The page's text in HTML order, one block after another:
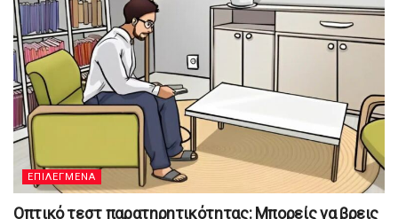
ΕΠΙΛΕΓΜΕΝΑ
Οπτικό τεστ παρατηρητικότητας: Μπορείς να βρεις